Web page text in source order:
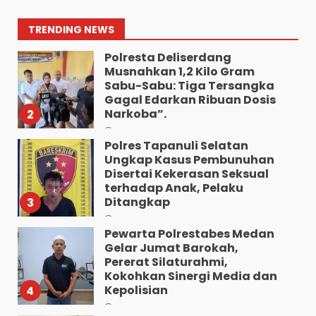
TRENDING NEWS
1
Kaki.
Agustus 8, 2026
2
Polresta Deliserdang
Musnahkan 1,2 Kilo Gram
Sabu-Sabu: Tiga Tersangka
Gagal Edarkan Ribuan Dosis
Narkoba”.
3
Polres Tapanuli Selatan
Ungkap Kasus Pembunuhan
Disertai Kekerasan Seksual
terhadap Anak, Pelaku
Ditangkap
4
Pewarta Polrestabes Medan
Gelar Jumat Barokah,
Pererat Silaturahmi,
Kokohkan Sinergi Media dan
Kepolisian